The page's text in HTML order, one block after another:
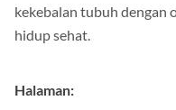
kekebalan tubuh dengan
hidup sehat.
Halaman: